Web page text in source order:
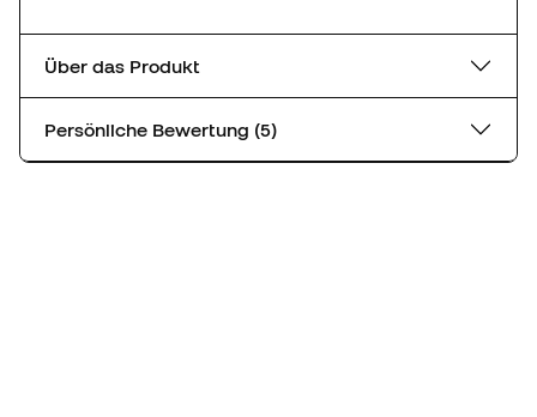
Über das Produkt
Persönliche Bewertung (5)